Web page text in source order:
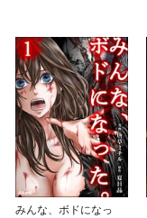
みんな、ボドになっ